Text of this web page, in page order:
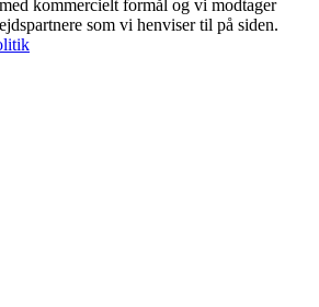
kommercielt formål og vi modtager
som vi henviser til på siden.